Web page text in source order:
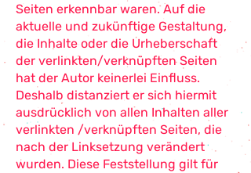
Seiten erkennbar waren. Auf die
aktuelle und zukünftige Gestaltung,
die Inhalte oder die Urheberschaft
der verlinkten/verknüpften Seiten
hat der Autor keinerlei Einfluss.
Deshalb distanziert er sich hiermit
ausdrücklich von allen Inhalten aller
verlinkten /verknüpften Seiten, die
nach der Linksetzung verändert
wurden. Diese Feststellung gilt für